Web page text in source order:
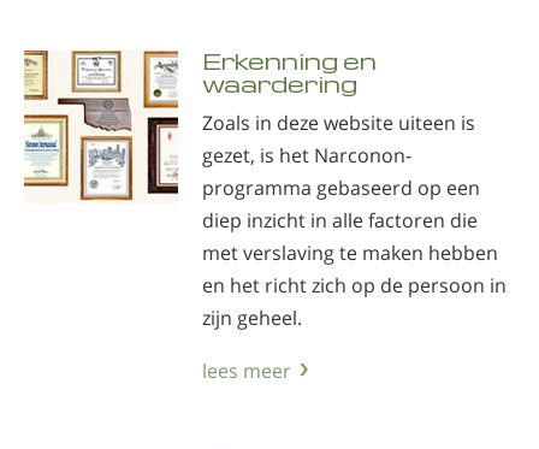
Erkenning en
waardering
Zoals in deze website uiteen is
gezet, is het Narconon-
programma gebaseerd op een
diep inzicht in alle factoren die
met verslaving te maken hebben
en het richt zich op de persoon in
zijn geheel.
lees meer